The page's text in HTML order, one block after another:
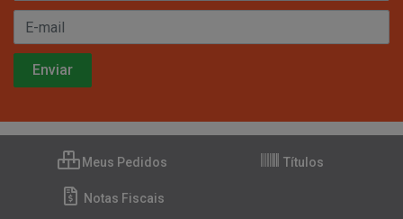
Meus Pedidos Títulos
Notas Fiscais